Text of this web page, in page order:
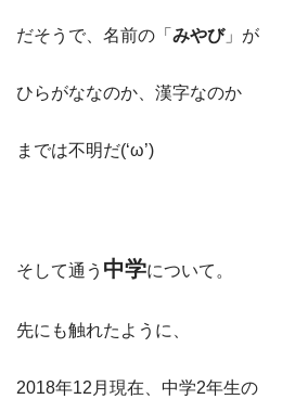
だそうで、名前の「 みやび」が
ひらがななのか、漢字なのか
までは不明だ(‘ω’)
そして通う 中学について。
先にも触れたように、
2018年12月現在、中学2年生の